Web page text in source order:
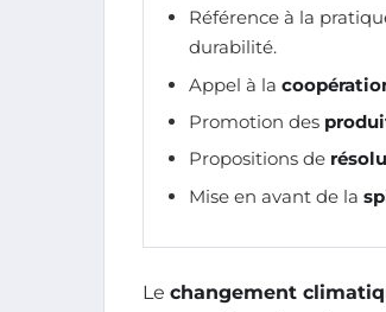
Référence à la
durabilité.
Appel à la
Promotion des
Propositions de
Mise en avant de la
Le changement